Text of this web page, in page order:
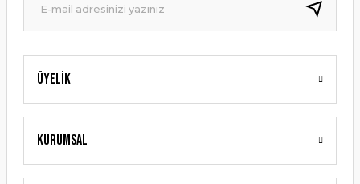
Bu ürüne benzer farklı alternatifler olmalı.
Gönder
Üyelik
Kurumsal